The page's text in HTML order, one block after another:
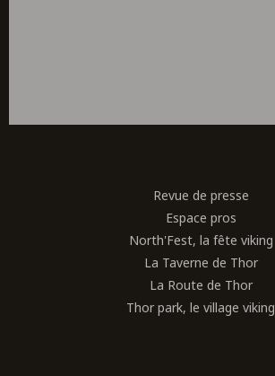
Revue de presse
Espace pros
North'Fest, la fête viking
La Taverne de Thor
La Route de Thor
Thor park, le village viking